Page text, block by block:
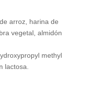
arroz, harina de
vegetal, almidón
methyl
lactosa.